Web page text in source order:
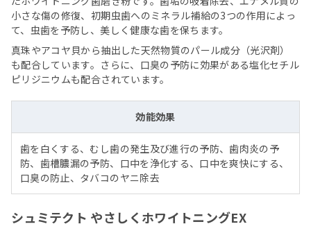
小さな傷の修復、初期虫歯へのミネラル補給の3つの作用によっ
て、虫歯を予防し、美しく健康な歯を保ちます。
真珠やアコヤ貝から抽出した天然物質のパール成分（光沢剤）
も配合しています。さらに、口臭の予防に効果がある塩化セチル
ピリジニウムも配合されています。
効能効果
歯を白くする、むし歯の発生及び進行の予防、歯肉炎の予
防、歯槽膿漏の予防、口中を浄化する、口中を爽快にする、
口臭の防止、タバコのヤニ除去
シュミテクト やさしくホワイトニングEX